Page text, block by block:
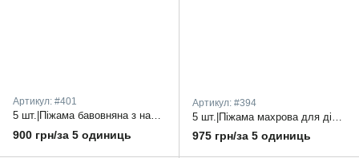
Артикул: #401
5 шт.|Піжама бавовняна з начісом Україна реглан та прямі штанці 86-140 см.
900 грн/за 5 одиниць
Артикул: #394
975 грн/за 5 одиниць